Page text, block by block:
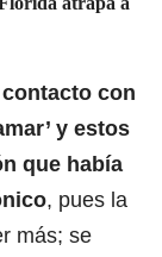
con
y estos
que había
, pues la
más; se